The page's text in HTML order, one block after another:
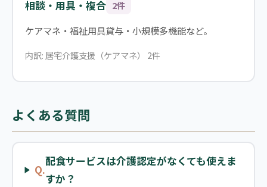
相談・用具・複合 2件
ケアマネ・福祉用具貸与・小規模多機能など。
内訳: 居宅介護支援（ケアマネ） 2件
よくある質問
Q.
配食サービスは介護認定がなくても使えま
すか？